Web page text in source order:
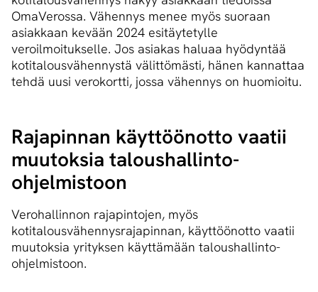
OmaVerossa. Vähennys menee myös suoraan
asiakkaan kevään 2024 esitäytetylle
veroilmoitukselle. Jos asiakas haluaa hyödyntää
kotitalousvähennystä välittömästi, hänen kannattaa
tehdä uusi verokortti, jossa vähennys on huomioitu.
Rajapinnan käyttöönotto vaatii
muutoksia taloushallinto-
ohjelmistoon
Verohallinnon rajapintojen, myös
kotitalousvähennysrajapinnan, käyttöönotto vaatii
muutoksia yrityksen käyttämään taloushallinto-
ohjelmistoon.